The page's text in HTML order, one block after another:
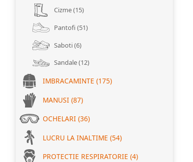
Cizme (15)
Pantofi (51)
Saboti (6)
Sandale (12)
IMBRACAMINTE (175)
MANUSI (87)
OCHELARI (36)
LUCRU LA INALTIME (54)
PROTECTIE RESPIRATORIE (4)